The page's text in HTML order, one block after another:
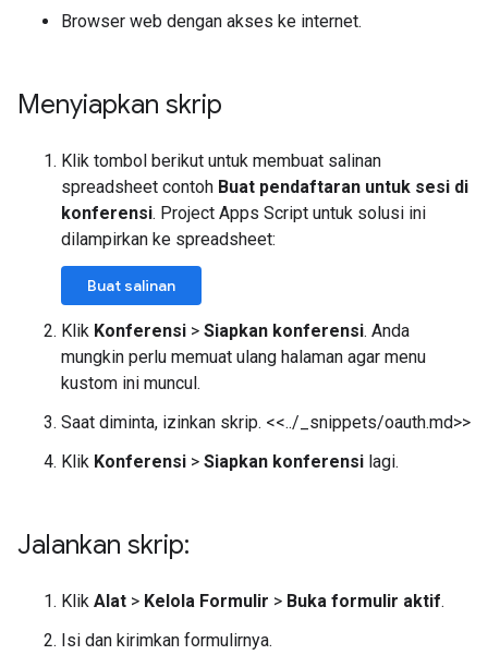
Browser web dengan akses ke internet.
Menyiapkan skrip
Klik tombol berikut untuk membuat salinan
spreadsheet contoh Buat pendaftaran untuk sesi di
konferensi. Project Apps Script untuk solusi ini
dilampirkan ke spreadsheet:
Buat salinan
Klik Konferensi > Siapkan konferensi. Anda
mungkin perlu memuat ulang halaman agar menu
kustom ini muncul.
Saat diminta, izinkan skrip. <<../_snippets/oauth.md>>
Klik Konferensi > Siapkan konferensi lagi.
Jalankan skrip:
Klik Alat > Kelola Formulir > Buka formulir aktif.
Isi dan kirimkan formulirnya.